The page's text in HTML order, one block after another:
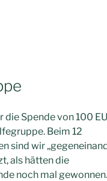
die Spende von 100
Beim 12
sind wir
als hätten die
noch mal gewonnen.